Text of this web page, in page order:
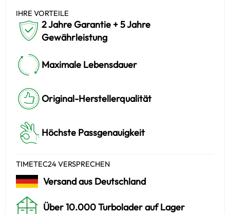
IHRE VORTEILE
2 Jahre Garantie + 5 Jahre
Gewährleistung
Maximale Lebensdauer
Original-Herstellerqualität
Höchste Passgenauigkeit
TIMETEC24 VERSPRECHEN
Versand aus Deutschland
Über 10.000 Turbolader auf Lager